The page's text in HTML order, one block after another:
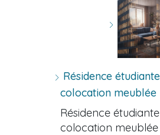
Résidence
colocation meublée
Résidence
colocation